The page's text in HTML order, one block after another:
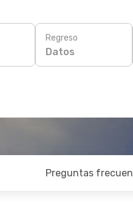
Regreso
Datos
Preguntas